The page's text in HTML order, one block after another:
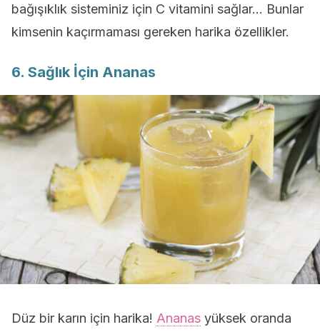
bağışıklık sisteminiz için C vitamini sağlar… Bunlar
kimsenin kaçırmaması gereken harika özellikler.
6. Sağlık İçin Ananas
Düz bir karın için harika! Ananas yüksek oranda